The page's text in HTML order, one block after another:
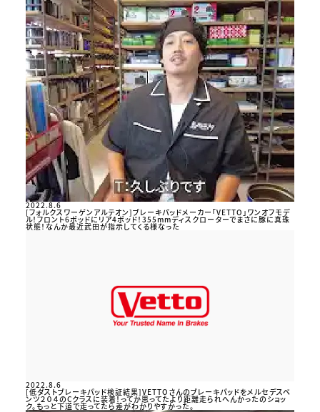
2022.8.6
[フォルクスワーゲンアルテオン]ブレーキパッドメーカー「VETTO」ワンオフモデ
ル！フロント6ポッドにリア4ポッド！355mmディスクローターでまさに豚に真珠
状態！なんか最近武田が指示してくる様なった
2022.8.6
[低ダストブレーキパッド検証結果]VETTOさんのブレーキパッドをメルセデスベ
ンツ２０４のCクラスに装着！ってか思ってたより距離走られへんかったのショッ
ク。もっと下道で走ってたら差がわかりやすかった。